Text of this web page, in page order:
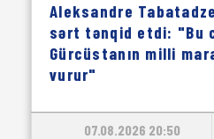
Aleksandre
sərt tənqid etdi: "Bu
Gürcüstanın milli
vurur"
07.08.2026 20:50